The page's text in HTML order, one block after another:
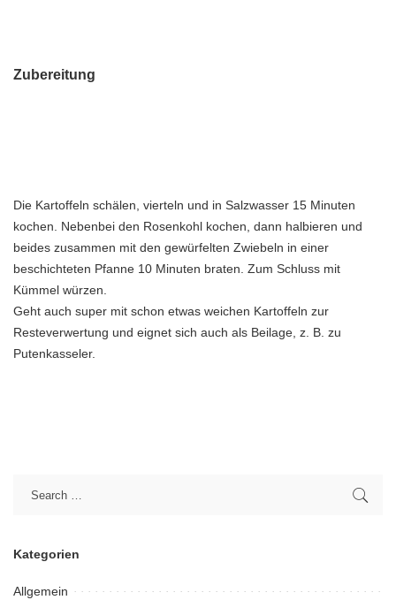
Zubereitung
Die Kartoffeln schälen, vierteln und in Salzwasser 15 Minuten
kochen. Nebenbei den Rosenkohl kochen, dann halbieren und
beides zusammen mit den gewürfelten Zwiebeln in einer
beschichteten Pfanne 10 Minuten braten. Zum Schluss mit
Kümmel würzen.
Geht auch super mit schon etwas weichen Kartoffeln zur
Resteverwertung und eignet sich auch als Beilage, z. B. zu
Putenkasseler.
Kategorien
Allgemein